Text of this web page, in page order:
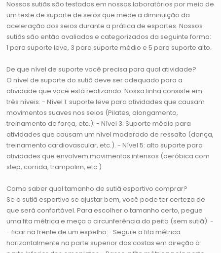
Nossos sutiãs são testados em nossos laboratórios por meio de
um teste de suporte de seios que mede a diminuição da
aceleração dos seios durante a prática de esportes. Nossos
sutiãs são então avaliados e categorizados da seguinte forma:
1 para suporte leve, 3 para suporte médio e 5 para suporte alto.
De que nível de suporte você precisa para qual atividade?
O nível de suporte do sutiã deve ser adequado para a
atividade que você está realizando. Nossa linha consiste em
três níveis: - Nível 1: suporte leve para atividades que causam
movimentos suaves nos seios (Pilates, alongamento,
treinamento de força, etc.); - Nível 3: Suporte médio para
atividades que causam um nível moderado de ressalto (dança,
treinamento cardiovascular, etc.). - Nível 5: alto suporte para
atividades que envolvem movimentos intensos (aeróbica com
step, corrida, trampolim, etc.)
Como saber qual tamanho de sutiã esportivo comprar?
Se o sutiã esportivo se ajustar bem, você pode ter certeza de
que será confortável. Para escolher o tamanho certo, pegue
uma fita métrica e meça a circunferência do peito (sem sutiã): -
- ficar na frente de um espelho:- Segure a fita métrica
horizontalmente na parte superior das costas em direção à